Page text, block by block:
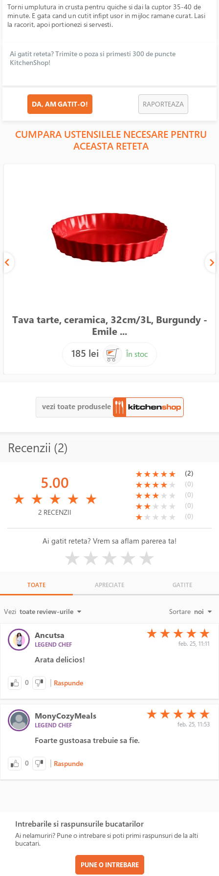
Torni umplutura in crusta pentru quiche si dai la cuptor 35-40 de
minute. E gata cand un cutit infipt usor in mijloc ramane curat. Lasi
la racorit, apoi portionezi si servesti.
Ai gatit reteta? Trimite o poza si primesti 300 de puncte
KitchenShop!
DA, AM GATIT-O! RAPORTEAZA
CUMPARA USTENSILELE NECESARE PENTRU
ACEASTA RETETA
Tava tarte, ceramica, 32cm/3L, Burgundy -
Emile ...
185 lei
În stoc
vezi toate produsele
Recenzii (2)
5.00
★ ★ ★ ★ ★
2 RECENZII
(*)
★(*)
★(*)
★(*)
★(*)
★ (2)
(*)
★(*)
★(*)
★(*)
★( )
★ (0)
(*)
★(*)
★(*)
★( )
★ ( )
★ (0)
(*)
★(*)
★( )
★ ( )
★ ( )
★ (0)
(*)
★( )
★ ( )
★ ( )
★ ( )
★ (0)
Ai gatit reteta? Vrem sa aflam parerea ta!
★★★★★
TOATE APRECIATE GATITE
Vezi toate review-urile Sortare noi
Ancutsa
LEGEND CHEF
(*)
★ (*)
★ (*)
★ (*)
★ (*)
★
feb. 25, 11:11
Arata delicios!
0 | Raspunde
MonyCozyMeals
LEGEND CHEF
(*)
★ (*)
★ (*)
★ (*)
★ (*)
★
feb. 25, 11:53
Foarte gustoasa trebuie sa fie.
0 | Raspunde
Intrebarile si raspunsurile bucatarilor
Ai nelamuriri? Pune o intrebare si poti primi raspunsuri de la alti
bucatari.
PUNE O INTREBARE